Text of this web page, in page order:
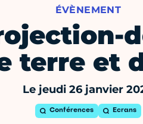
ÉVÈNEMENT
terre et
Le jeudi 26 janvier
Conférences Ecrans